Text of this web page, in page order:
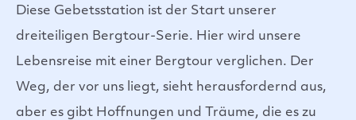
Diese Gebetsstation ist der Start unserer
dreiteiligen Bergtour-Serie. Hier wird unsere
Lebensreise mit einer Bergtour verglichen. Der
Weg, der vor uns liegt, sieht herausfordernd aus,
aber es gibt Hoffnungen und Träume, die es zu